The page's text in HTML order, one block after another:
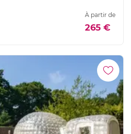
À partir de
265 €